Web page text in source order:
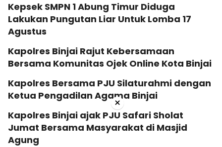
Kepsek SMPN 1 Abung Timur Diduga
Lakukan Pungutan Liar Untuk Lomba 17
Agustus
Kapolres Binjai Rajut Kebersamaan
Bersama Komunitas Ojek Online Kota Binjai
Kapolres Bersama PJU Silaturahmi dengan
Ketua Pengadilan Agama Binjai
Kapolres Binjai ajak PJU Safari Sholat
Jumat Bersama Masyarakat di Masjid
Agung
×